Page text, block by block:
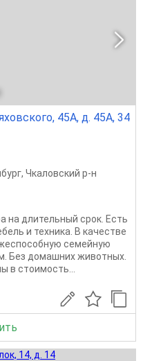
45А, д. 45А, 34
, Чкаловский р-н
на длительный срок. Есть
и техника. В качестве
семейную
Без домашних животных.
в стоимость...